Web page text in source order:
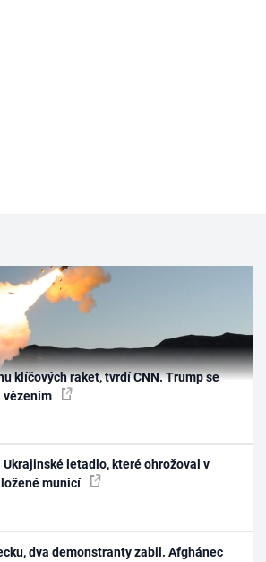
klíčových raket, tvrdí CNN. Trump se
vězením
letadlo, které ohrožoval v
municí
dva demonstranty zabil. Afghánec